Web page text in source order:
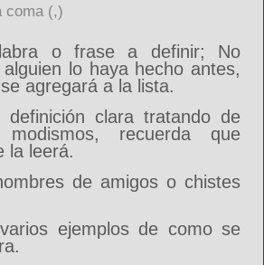
coma (,)
o frase a definir; No
lo haya hecho antes,
agregará a la lista.
definición clara tratando de
recuerda que
la leerá.
de amigos o chistes
ejemplos de como se